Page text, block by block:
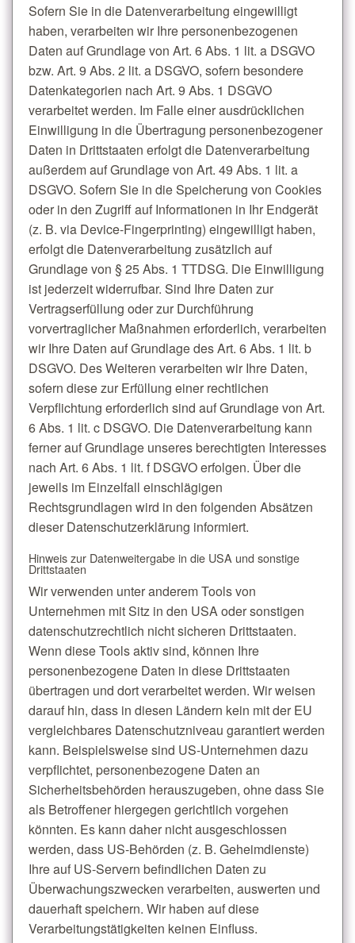
Sofern Sie in die Datenverarbeitung eingewilligt
haben, verarbeiten wir Ihre personenbezogenen
Daten auf Grundlage von Art. 6 Abs. 1 lit. a DSGVO
bzw. Art. 9 Abs. 2 lit. a DSGVO, sofern besondere
Datenkategorien nach Art. 9 Abs. 1 DSGVO
verarbeitet werden. Im Falle einer ausdrücklichen
Einwilligung in die Übertragung personenbezogener
Daten in Drittstaaten erfolgt die Datenverarbeitung
außerdem auf Grundlage von Art. 49 Abs. 1 lit. a
DSGVO. Sofern Sie in die Speicherung von Cookies
oder in den Zugriff auf Informationen in Ihr Endgerät
(z. B. via Device-Fingerprinting) eingewilligt haben,
erfolgt die Datenverarbeitung zusätzlich auf
Grundlage von § 25 Abs. 1 TTDSG. Die Einwilligung
ist jederzeit widerrufbar. Sind Ihre Daten zur
Vertragserfüllung oder zur Durchführung
vorvertraglicher Maßnahmen erforderlich, verarbeiten
wir Ihre Daten auf Grundlage des Art. 6 Abs. 1 lit. b
DSGVO. Des Weiteren verarbeiten wir Ihre Daten,
sofern diese zur Erfüllung einer rechtlichen
Verpflichtung erforderlich sind auf Grundlage von Art.
6 Abs. 1 lit. c DSGVO. Die Datenverarbeitung kann
ferner auf Grundlage unseres berechtigten Interesses
nach Art. 6 Abs. 1 lit. f DSGVO erfolgen. Über die
jeweils im Einzelfall einschlägigen
Rechtsgrundlagen wird in den folgenden Absätzen
dieser Datenschutzerklärung informiert.
Hinweis zur Datenweitergabe in die USA und sonstige
Drittstaaten
Wir verwenden unter anderem Tools von
Unternehmen mit Sitz in den USA oder sonstigen
datenschutzrechtlich nicht sicheren Drittstaaten.
Wenn diese Tools aktiv sind, können Ihre
personenbezogene Daten in diese Drittstaaten
übertragen und dort verarbeitet werden. Wir weisen
darauf hin, dass in diesen Ländern kein mit der EU
vergleichbares Datenschutzniveau garantiert werden
kann. Beispielsweise sind US-Unternehmen dazu
verpflichtet, personenbezogene Daten an
Sicherheitsbehörden herauszugeben, ohne dass Sie
als Betroffener hiergegen gerichtlich vorgehen
könnten. Es kann daher nicht ausgeschlossen
werden, dass US-Behörden (z. B. Geheimdienste)
Ihre auf US-Servern befindlichen Daten zu
Überwachungszwecken verarbeiten, auswerten und
dauerhaft speichern. Wir haben auf diese
Verarbeitungstätigkeiten keinen Einfluss.